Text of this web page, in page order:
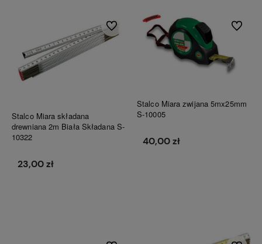
Stalco Miara składana
drewniana 2m Biała Składana S-
10322
23,00 zł
Do ulubionych
Stalco Miara zwijana 5mx25mm
S-10005
40,00 zł
Do